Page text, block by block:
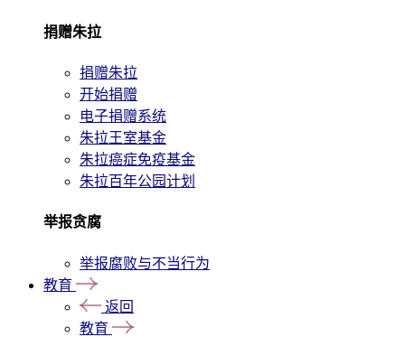
捐赠朱拉
捐赠朱拉
开始捐赠
电子捐赠系统
朱拉王室基金
朱拉癌症免疫基金
朱拉百年公园计划
举报贪腐
举报腐败与不当行为
教育
返回
教育